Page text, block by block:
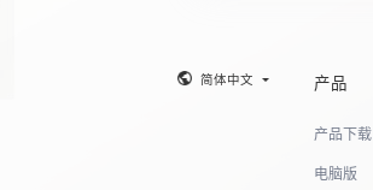
简体中文 产品
产品下载
电脑版